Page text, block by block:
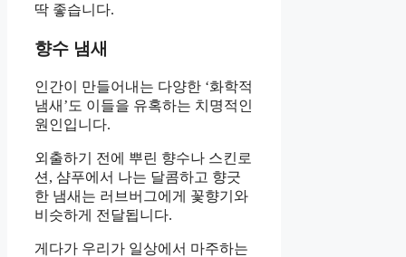
딱 좋습니다.
향수 냄새
인간이 만들어내는 다양한 ‘화학적
냄새’도 이들을 유혹하는 치명적인
원인입니다.
외출하기 전에 뿌린 향수나 스킨로
션, 샴푸에서 나는 달콤하고 향긋
한 냄새는 러브버그에게 꽃향기와
비슷하게 전달됩니다.
게다가 우리가 일상에서 마주하는